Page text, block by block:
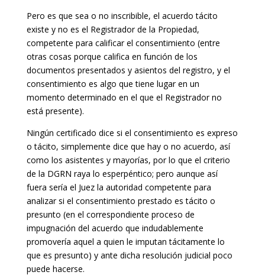
Pero es que sea o no inscribible, el acuerdo tácito
existe y no es el Registrador de la Propiedad,
competente para calificar el consentimiento (entre
otras cosas porque califica en función de los
documentos presentados y asientos del registro, y el
consentimiento es algo que tiene lugar en un
momento determinado en el que el Registrador no
está presente).
Ningún certificado dice si el consentimiento es expreso
o tácito, simplemente dice que hay o no acuerdo, así
como los asistentes y mayorías, por lo que el criterio
de la DGRN raya lo esperpéntico; pero aunque así
fuera sería el Juez la autoridad competente para
analizar si el consentimiento prestado es tácito o
presunto (en el correspondiente proceso de
impugnación del acuerdo que indudablemente
promovería aquel a quien le imputan tácitamente lo
que es presunto) y ante dicha resolución judicial poco
puede hacerse.